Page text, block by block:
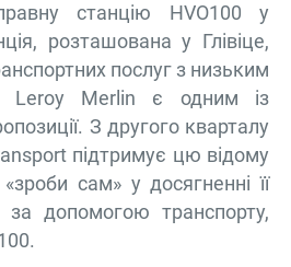
станцію HVO100 у
розташована у Глівіце,
послуг з низьким
Leroy Merlin є одним із
З другого кварталу
підтримує цю відому
сам» у досягненні її
за допомогою транспорту,